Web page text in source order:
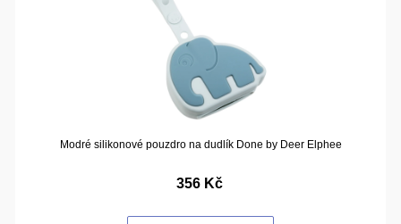
Modré silikonové pouzdro na dudlík Done by Deer Elphee
356 Kč